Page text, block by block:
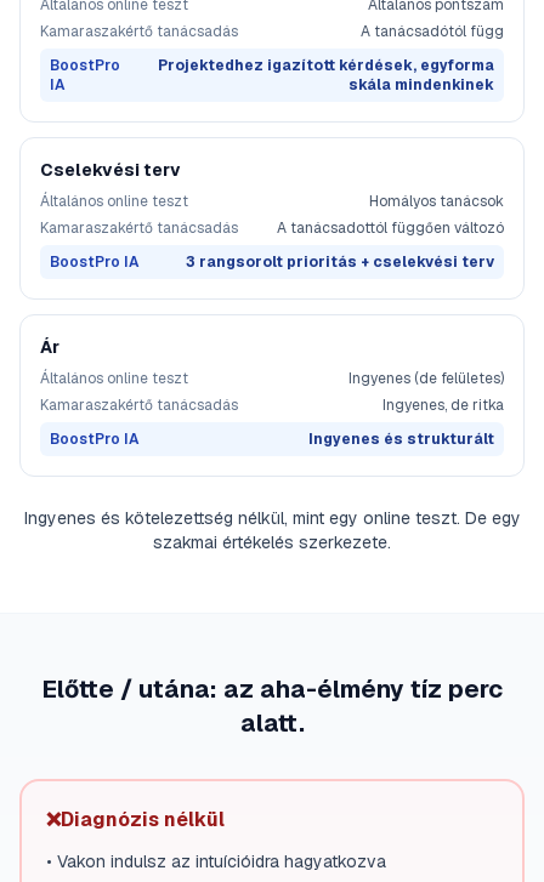
Általános online teszt
Általános pontszám
Kamaraszakértő tanácsadás
A tanácsadótól függ
BoostPro
IA
Projektedhez igazított kérdések, egyforma
skála mindenkinek
Cselekvési terv
Általános online teszt
Homályos tanácsok
Kamaraszakértő tanácsadás
A tanácsadottól függően változó
BoostPro IA
3 rangsorolt prioritás + cselekvési terv
Ár
Általános online teszt
Ingyenes (de felületes)
Kamaraszakértő tanácsadás
Ingyenes, de ritka
BoostPro IA
Ingyenes és strukturált
Ingyenes és kötelezettség nélkül, mint egy online teszt. De egy
szakmai értékelés szerkezete.
Előtte / utána: az aha-élmény tíz perc
alatt.
❌Diagnózis nélkül
• Vakon indulsz az intuícióidra hagyatkozva